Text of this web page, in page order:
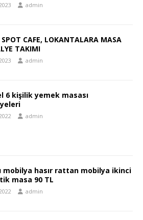
admin
CAFE, LOKANTALARA MASA
TAKIMI
admin
6 kişilik yemek masası
admin
mobilya hasır rattan mobilya ikinci
masa 90 TL
admin